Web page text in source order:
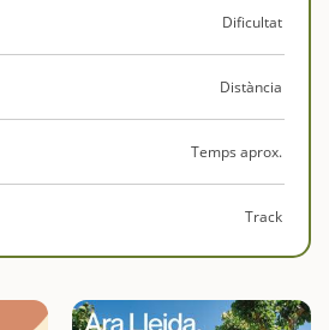
Dificultat
Distància
Temps aprox.
Track